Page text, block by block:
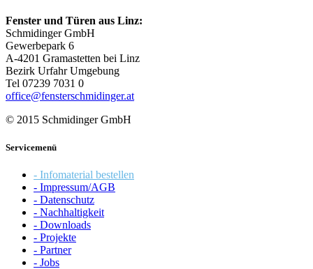
Fenster und Türen aus Linz:
Schmidinger GmbH
Gewerbepark 6
A-4201 Gramastetten bei Linz
Bezirk Urfahr Umgebung
Tel 07239 7031 0
office@fensterschmidinger.at
© 2015 Schmidinger GmbH
Servicemenü
- Infomaterial bestellen
- Impressum/AGB
- Datenschutz
- Nachhaltigkeit
- Downloads
- Projekte
- Partner
- Jobs